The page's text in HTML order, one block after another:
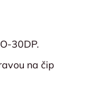
30DP.
na čip